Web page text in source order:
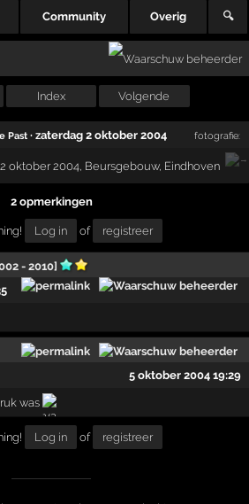
Community Overig 🔍
Index Volgende
Past ·zaterdag 2 oktober 2004 fotografie:
2 opmerkingen
Log in of registreer
- 2010]
5 oktober 2004 19:29
was
Log in of registreer